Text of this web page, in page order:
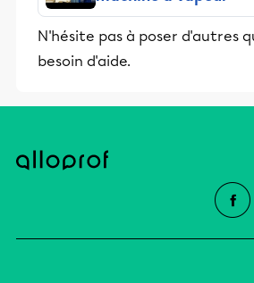
N'hésite pas à poser d'autres
besoin d'aide.